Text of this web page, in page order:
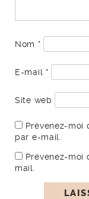
Nom *
E-mail *
Site web
Prévenez-moi
par e-mail.
Prévenez-moi
mail.